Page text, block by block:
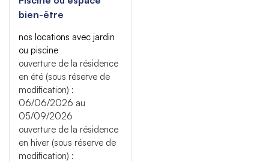
bien-être
nos locations avec jardin
ou piscine
ouverture de la résidence
en été (sous réserve de
modification) :
06/06/2026 au
05/09/2026
ouverture de la résidence
en hiver (sous réserve de
modification) :